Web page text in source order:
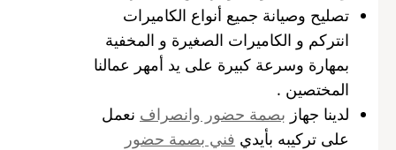
تصليح وصيانة جميع أنواع الكاميرات
انتركم و الكاميرات الصغيرة و المخفية
بمهارة وسرعة كبيرة على يد أمهر عمالنا
المختصين .
لدينا جهاز بصمة حضور وانصراف نعمل
على تركيبه بأيدي فني بصمة حضور